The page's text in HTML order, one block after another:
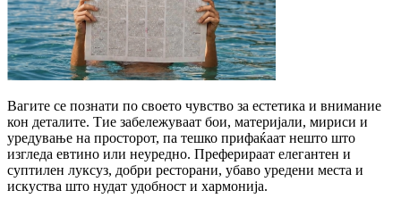
Вагите се познати по своето чувство за естетика и внимание
кон деталите. Тие забележуваат бои, материјали, мириси и
уредување на просторот, па тешко прифаќаат нешто што
изгледа евтино или неуредно. Преферираат елегантен и
суптилен луксуз, добри ресторани, убаво уредени места и
искуства што нудат удобност и хармонија.